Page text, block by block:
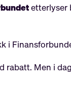
etterlyser
i
rabatt. Men i